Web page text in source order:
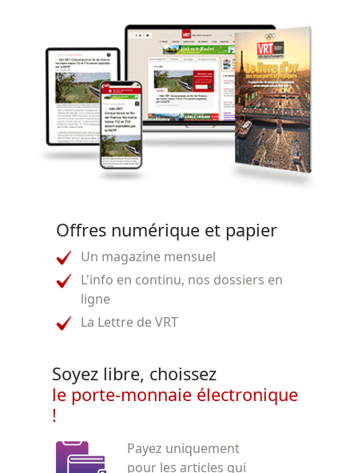
Offres numérique et papier
Un magazine mensuel
L'info en continu, nos dossiers en
ligne
La Lettre de VRT
Soyez libre, choissez
le porte-monnaie électronique
!
Payez uniquement
pour les articles qui